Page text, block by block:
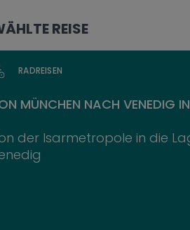
REISE
RADREISEN
MÜNCHEN NACH VENEDIG
der Isarmetropole in die